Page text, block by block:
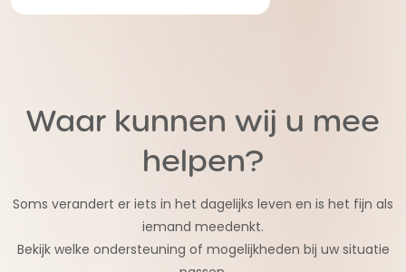
Waar kunnen wij u mee
helpen?
Soms verandert er iets in het dagelijks leven en is het fijn als
iemand meedenkt.
Bekijk welke ondersteuning of mogelijkheden bij uw situatie